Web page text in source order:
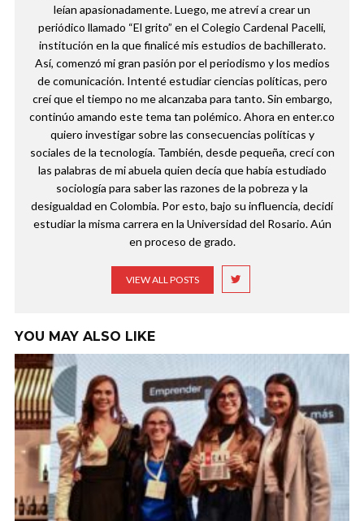
leían apasionadamente. Luego, me atreví a crear un
periódico llamado “El grito” en el Colegio Cardenal Pacelli,
institución en la que finalicé mis estudios de bachillerato.
Así, comenzó mi gran pasión por el periodismo y los medios
de comunicación. Intenté estudiar ciencias políticas, pero
creí que el tiempo no me alcanzaba para tanto. Sin embargo,
continúo amando este tema tan polémico. Ahora en enter.co
quiero investigar sobre las consecuencias políticas y
sociales de la tecnología. También, desde pequeña, crecí con
las palabras de mi abuela quien decía que había estudiado
sociología para saber las razones de la pobreza y la
desigualdad en Colombia. Por esto, bajo su influencia, decidí
estudiar la misma carrera en la Universidad del Rosario. Aún
en proceso de grado.
VIEW ALL POSTS
YOU MAY ALSO LIKE